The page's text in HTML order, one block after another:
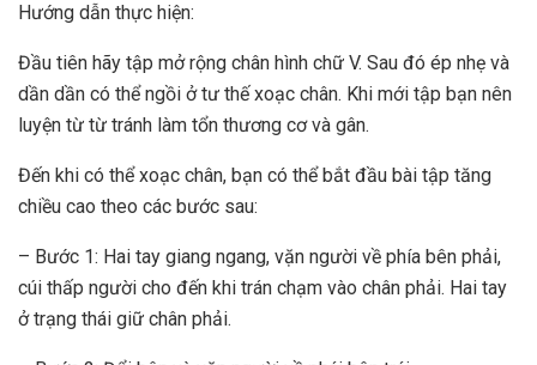
Hướng dẫn thực hiện:
Đầu tiên hãy tập mở rộng chân hình chữ V. Sau đó ép nhẹ và
dần dần có thể ngồi ở tư thế xoạc chân. Khi mới tập bạn nên
luyện từ từ tránh làm tổn thương cơ và gân.
Đến khi có thể xoạc chân, bạn có thể bắt đầu bài tập tăng
chiều cao theo các bước sau:
– Bước 1: Hai tay giang ngang, vặn người về phía bên phải,
cúi thấp người cho đến khi trán chạm vào chân phải. Hai tay
ở trạng thái giữ chân phải.